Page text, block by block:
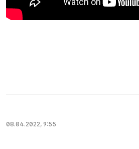
08.04.2022, 9:55